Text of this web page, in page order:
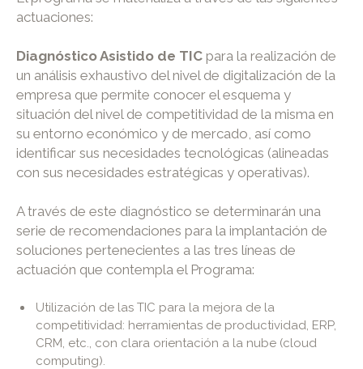
actuaciones:
Diagnóstico Asistido de TIC para la realización de
un análisis exhaustivo del nivel de digitalización de la
empresa que permite conocer el esquema y
situación del nivel de competitividad de la misma en
su entorno económico y de mercado, así como
identificar sus necesidades tecnológicas (alineadas
con sus necesidades estratégicas y operativas).
A través de este diagnóstico se determinarán una
serie de recomendaciones para la implantación de
soluciones pertenecientes a las tres líneas de
actuación que contempla el Programa:
Utilización de las TIC para la mejora de la
competitividad: herramientas de productividad, ERP,
CRM, etc., con clara orientación a la nube (cloud
computing).